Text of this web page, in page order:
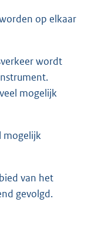
op elkaar
wordt
mogelijk
mogelijk
van het
gevolgd.